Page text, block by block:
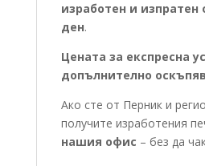
изработен и
ден.
Цената за експресна
допълнително
Ако сте от Перник и
получите изработения
нашия офис – без да